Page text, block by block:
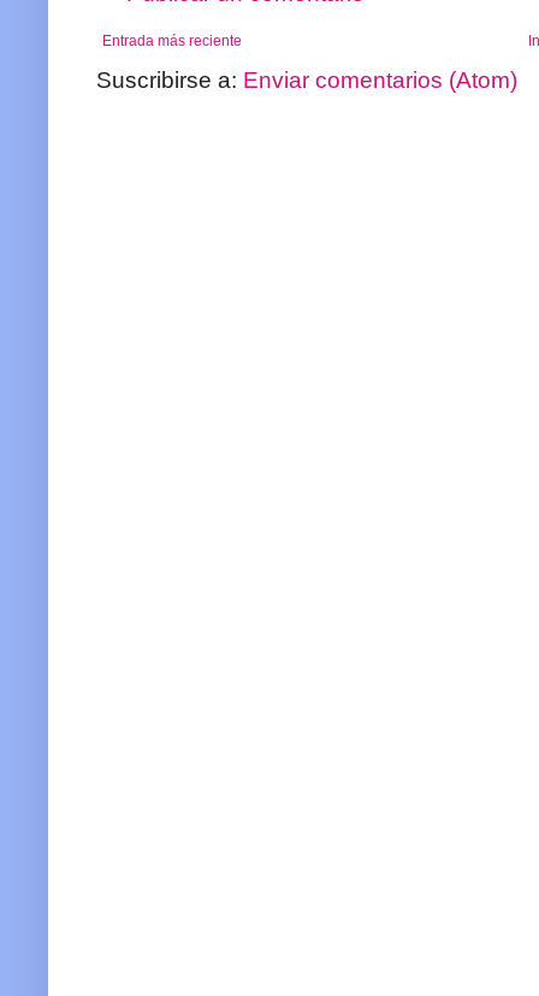
Entrada más reciente
Suscribirse a: Enviar comentarios (Atom)